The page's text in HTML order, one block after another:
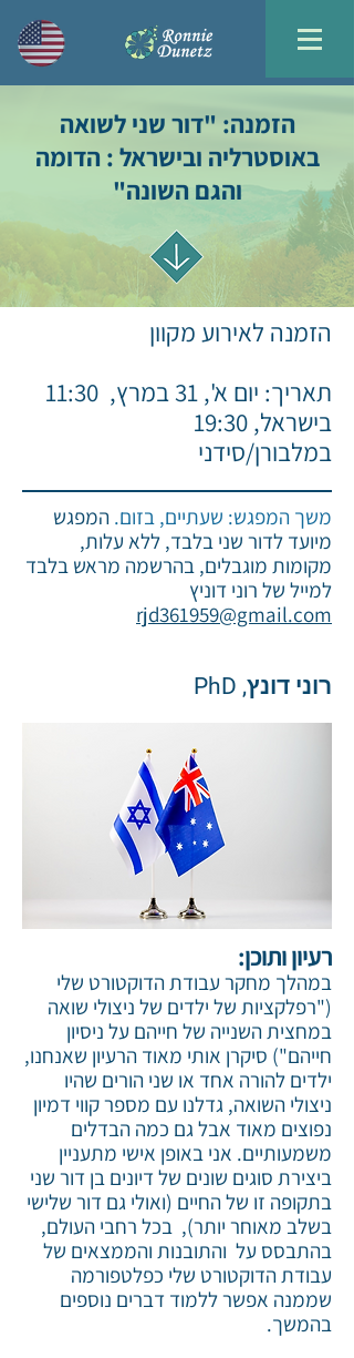
הזמנה: "דור שני לשואה
באוסטרליה ובישראל : הדומה
והגם השונה"
הזמנה לאירוע מקוון
תאריך: יום א', 31 במרץ, 11:30
בישראל, 19:30
במלבורן/סידני
משך המפגש: שעתיים, בזום. המפגש
מיועד לדור שני בלבד, ללא עלות,
מקומות מוגבלים, בהרשמה מראש בלבד
למייל של רוני דוניץ
rjd361959@gmail.com
רוני דונץ, PhD
רעיון ותוכן:
במהלך מחקר עבודת הדוקטורט שלי
("רפלקציות של ילדים של ניצולי שואה
במחצית השנייה של חייהם על ניסיון
חייהם") סיקרן אותי מאוד הרעיון שאנחנו,
ילדים להורה אחד או שני הורים שהיו
ניצולי השואה, גדלנו עם מספר קווי דמיון
נפוצים מאוד אבל גם כמה הבדלים
משמעותיים. אני באופן אישי מתעניין
ביצירת סוגים שונים של דיונים בן דור שני
בתקופה זו של החיים (ואולי גם דור שלישי
בשלב מאוחר יותר), בכל רחבי העולם,
בהתבסס על והתובנות והממצאים של
עבודת הדוקטורט שלי כפלטפורמה
שממנה אפשר ללמוד דברים נוספים
בהמשך.